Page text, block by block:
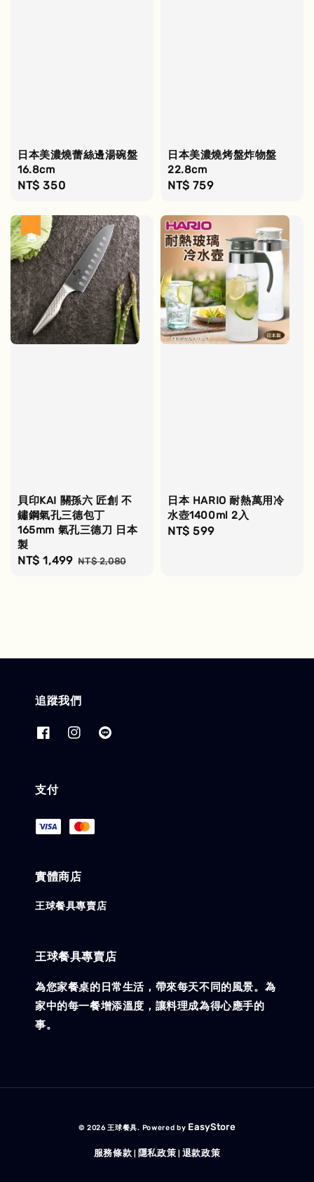
日本美濃燒蕾絲邊湯碗盤
16.8cm
Regular
NT$ 350
日本美濃燒烤盤炸物盤
22.8cm
Regular
NT$ 759
貝印KAI 關孫六 匠創 不
鏽鋼氣孔三德包丁
165mm 氣孔三德刀 日本
製
Sale
NT$ 1,499 Regular
NT$ 2,080
日本 HARIO 耐熱萬用冷
水壺1400ml 2入
Regular
NT$ 599
追蹤我們
支付
實體商店
王球餐具專賣店
王球餐具專賣店
為您家餐桌的日常生活，帶來每天不同的風景。為
家中的每一餐增添溫度，讓料理成為得心應手的
事。
© 2026 王球餐具. Powered by EasyStore
服務條款 隱私政策 退款政策